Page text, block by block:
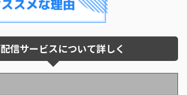
信サービスについて詳しく